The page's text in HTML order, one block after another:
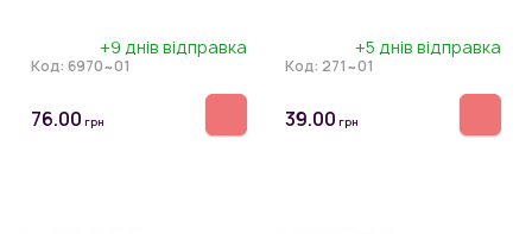
+9 днів відправка
Код: 6970~01
76.00 грн
+5 днів відправка
Код: 271~01
39.00 грн